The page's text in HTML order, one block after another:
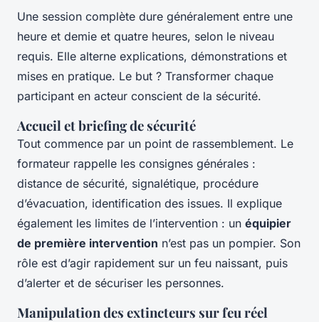
Une session complète dure généralement entre une
heure et demie et quatre heures, selon le niveau
requis. Elle alterne explications, démonstrations et
mises en pratique. Le but ? Transformer chaque
participant en acteur conscient de la sécurité.
Accueil et briefing de sécurité
Tout commence par un point de rassemblement. Le
formateur rappelle les consignes générales :
distance de sécurité, signalétique, procédure
d’évacuation, identification des issues. Il explique
également les limites de l’intervention : un équipier
de première intervention n’est pas un pompier. Son
rôle est d’agir rapidement sur un feu naissant, puis
d’alerter et de sécuriser les personnes.
Manipulation des extincteurs sur feu réel